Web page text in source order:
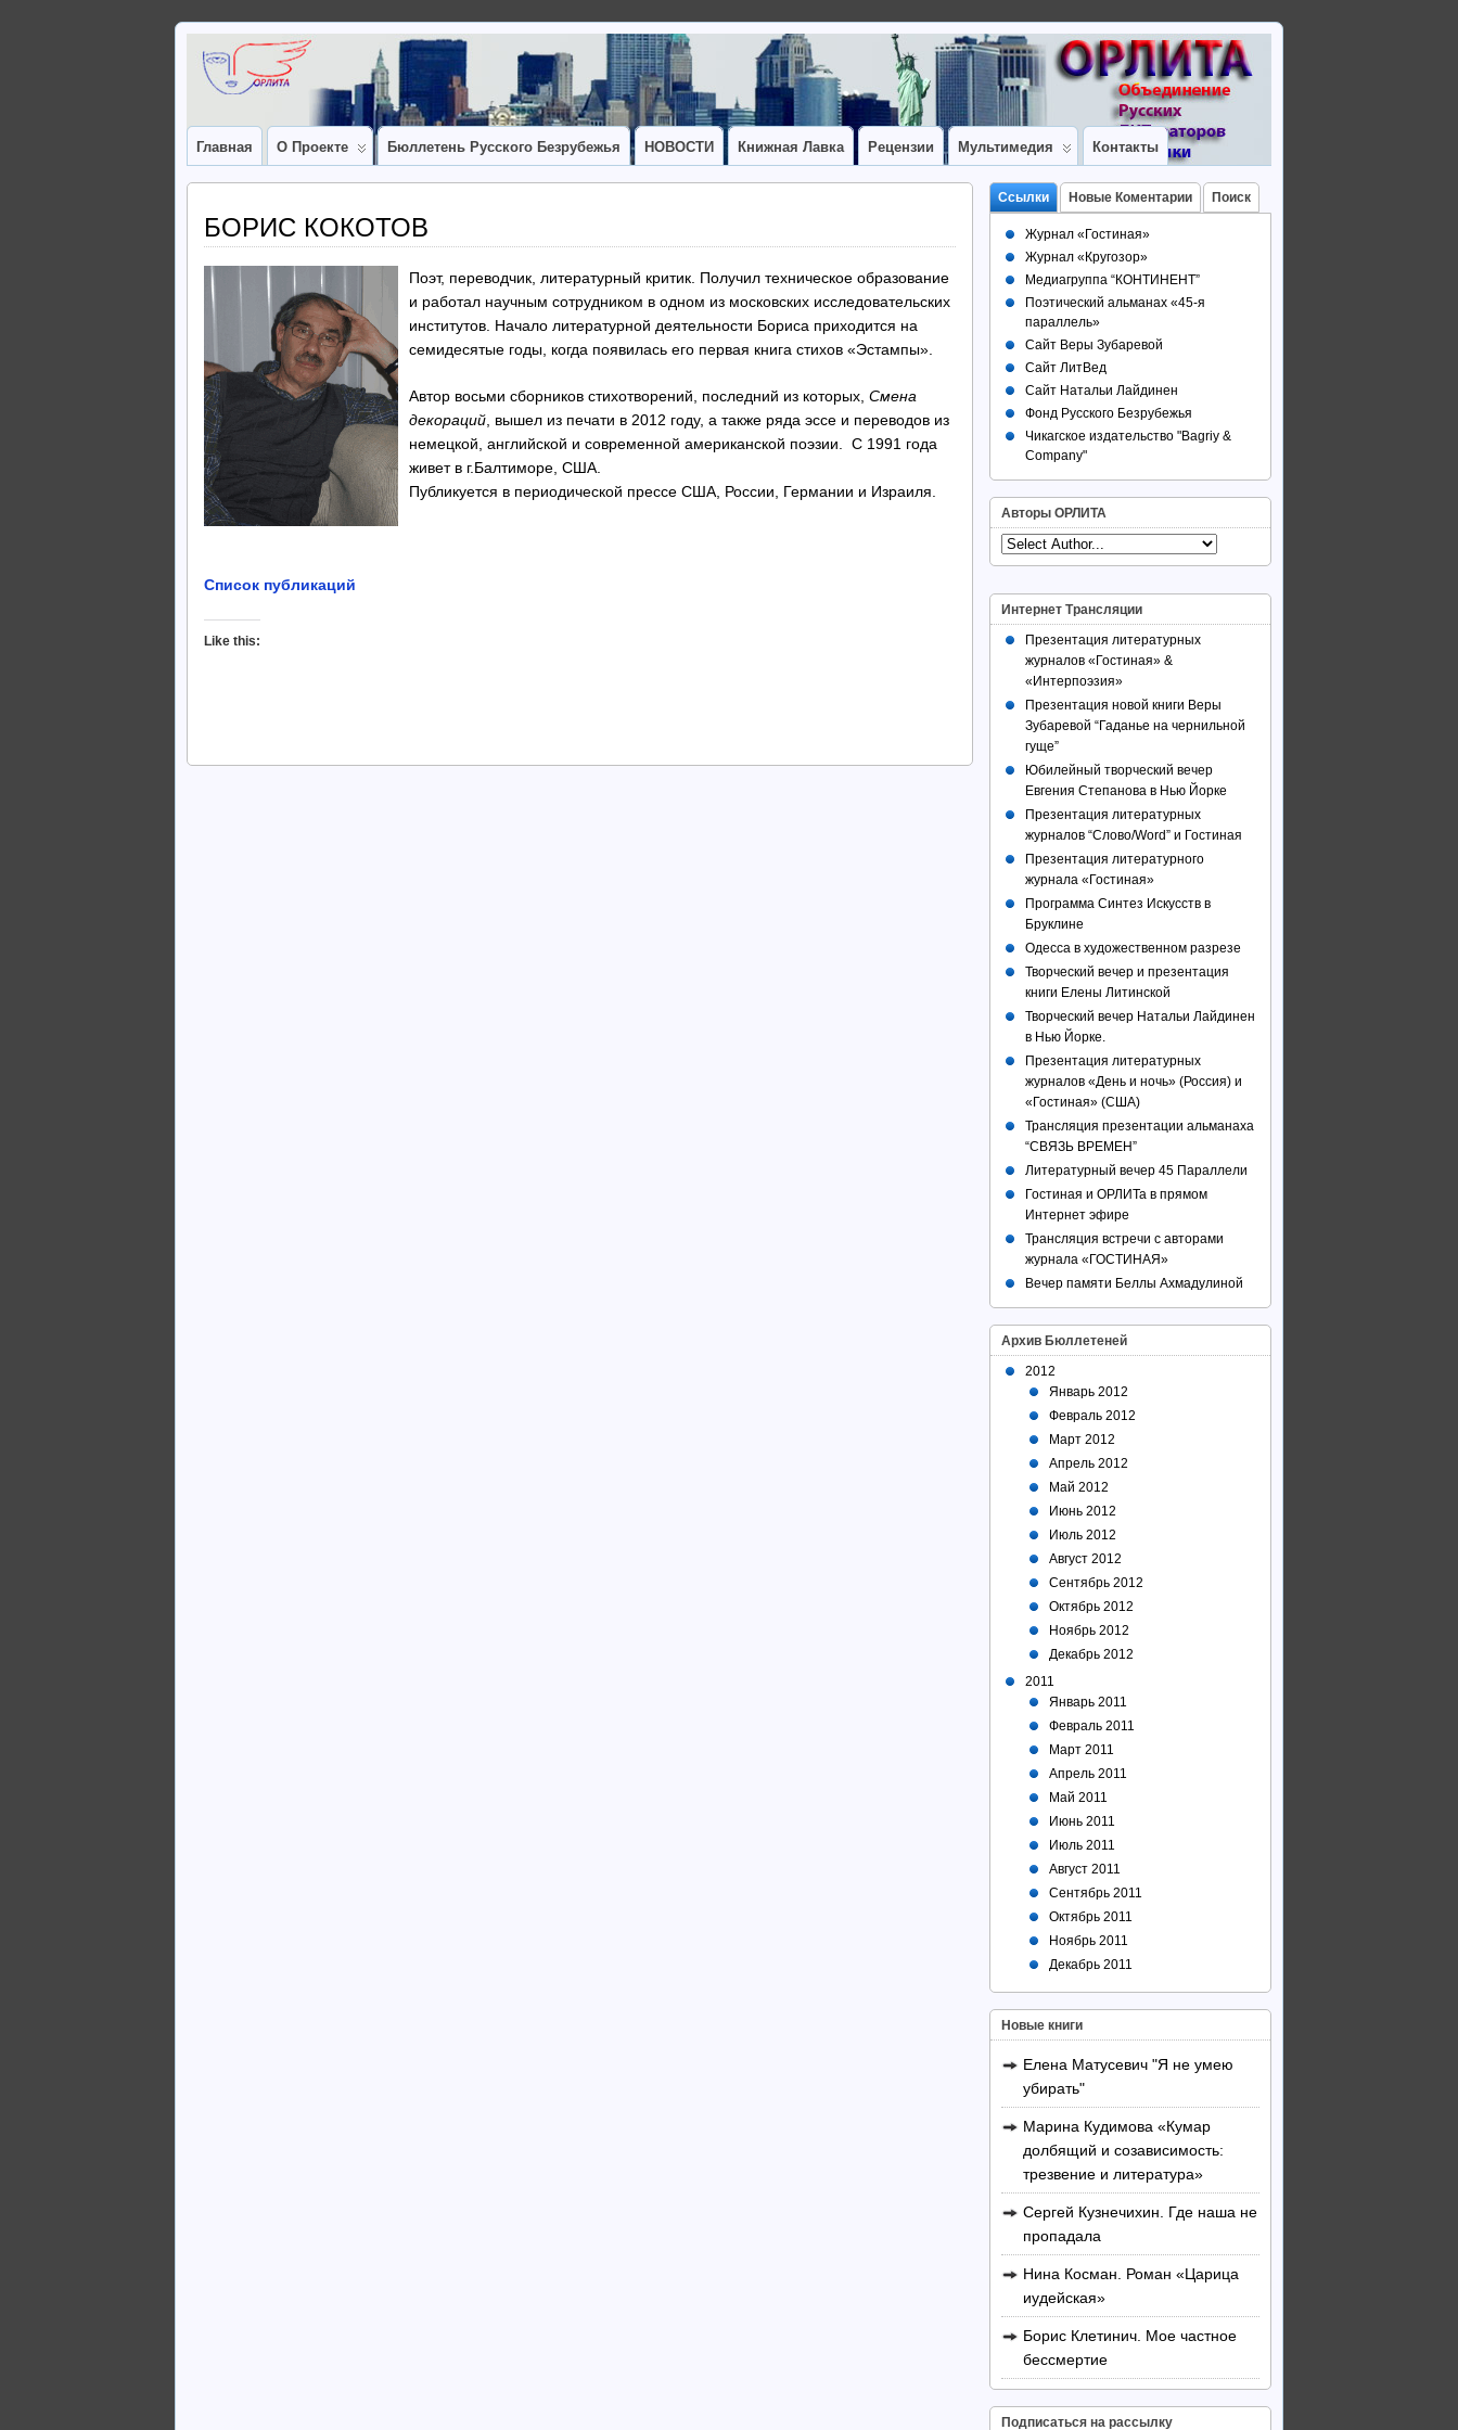
Главная О Проекте Бюллетень Русского Безрубежья НОВОСТИ Книжная Лавка Рецензии Мультимедия Контакты
БОРИС КОКОТОВ
Поэт, переводчик, литературный критик. Получил техническое образование
и работал научным сотрудником в одном из московских исследовательских
институтов. Начало литературной деятельности Бориса приходится на
семидесятые годы, когда появилась его первая книга стихов «Эстампы».
Автор восьми сборников стихотворений, последний из которых, Смена
декораций , вышел из печати в 2012 году, а также ряда эссе и переводов из
немецкой, английской и современной американской поэзии. С 1991 года
живет в г.Балтиморе, США.
Публикуется в периодической прессе США, России, Германии и Израиля.
Список публикаций
Like this:
Ссылки Новые Коментарии Поиск
Журнал «Гостиная»
Журнал «Кругозор»
Медиагруппа “КОНТИНЕНТ”
Поэтический альманах «45-я
параллель»
Сайт Веры Зубаревой
Сайт ЛитВед
Сайт Натальи Лайдинен
Фонд Русского Безрубежья
Чикагское издательство "Bagriy &
Company"
Авторы ОРЛИТА
Интернет Трансляции
Презентация литературных
журналов «Гостиная» &
«Интерпоэзия»
Презентация новой книги Веры
Зубаревой “Гаданье на чернильной
гуще”
Юбилейный творческий вечер
Евгения Степанова в Нью Йорке
Презентация литературных
журналов “Слово/Word” и Гостиная
Презентация литературного
журнала «Гостиная»
Программа Синтез Искусств в
Бруклине
Одесса в художественном разрезе
Творческий вечер и презентация
книги Елены Литинской
Творческий вечер Натальи Лайдинен
в Нью Йорке.
Презентация литературных
журналов «День и ночь» (Россия) и
«Гостиная» (США)
Трансляция презентации альманаха
“СВЯЗЬ ВРЕМЕН”
Литературный вечер 45 Параллели
Гостиная и ОРЛИТа в прямом
Интернет эфире
Трансляция встречи с авторами
журнала «ГОСТИНАЯ»
Вечер памяти Беллы Ахмадулиной
Архив Бюллетеней
2012
Январь 2012
Февраль 2012
Март 2012
Апрель 2012
Май 2012
Июнь 2012
Июль 2012
Август 2012
Сентябрь 2012
Октябрь 2012
Ноябрь 2012
Декабрь 2012
2011
Январь 2011
Февраль 2011
Март 2011
Апрель 2011
Май 2011
Июнь 2011
Июль 2011
Август 2011
Сентябрь 2011
Октябрь 2011
Ноябрь 2011
Декабрь 2011
Новые книги
Елена Матусевич "Я не умею
убирать"
Марина Кудимова «Кумар
долбящий и созависимость:
трезвение и литература»
Сергей Кузнечихин. Где наша не
пропадала
Нина Косман. Роман «Царица
иудейская»
Борис Клетинич. Мое частное
бессмертие
Подписаться на рассылку